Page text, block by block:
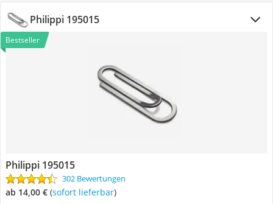
Philippi 195015
Bestseller
Philippi 195015
302 Bewertungen
ab 14,00 € ( Sofort lieferbar)